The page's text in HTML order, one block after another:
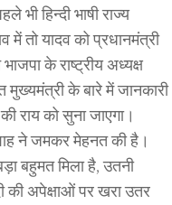
हिन्दी भाषी राज्य
तो यादव को प्रधानमंत्री
के राष्ट्रीय अध्यक्ष
मुख्यमंत्री के बारे में जानकारी
राय को सुना जाएगा।
ने जमकर मेहनत की है।
बहुमत मिला है, उतनी
की अपेक्षाओं पर खरा उतर